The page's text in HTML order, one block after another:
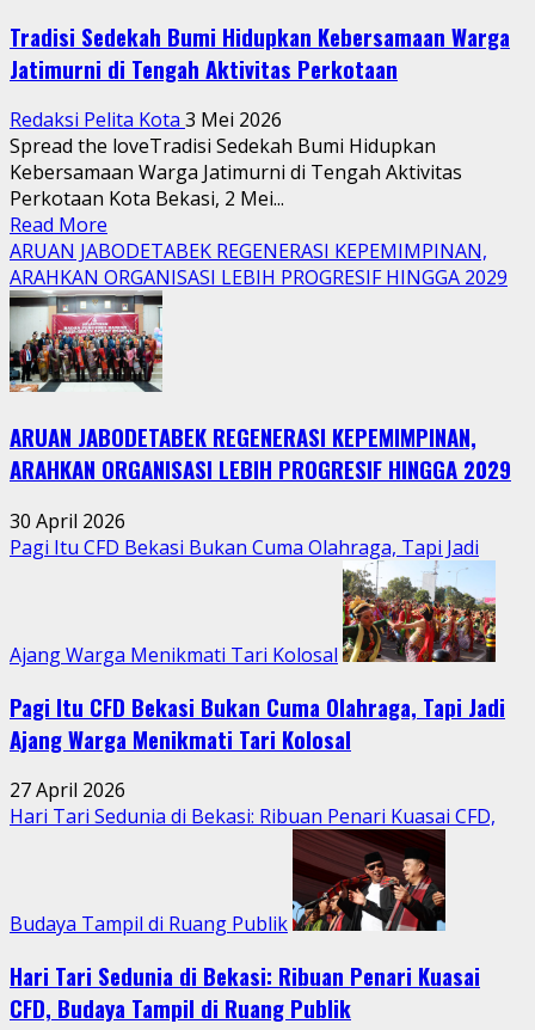
Tradisi Sedekah Bumi Hidupkan Kebersamaan Warga
Jatimurni di Tengah Aktivitas Perkotaan
Redaksi Pelita Kota 3 Mei 2026
Spread the loveTradisi Sedekah Bumi Hidupkan
Kebersamaan Warga Jatimurni di Tengah Aktivitas
Perkotaan Kota Bekasi, 2 Mei...
Read More
more
about
Tradisi
Sedekah
Bumi
Hidupkan
Warga
Jatimurni
di
Tengah
Aktivitas
Perkotaan
ARUAN JABODETABEK REGENERASI KEPEMIMPINAN,
ARAHKAN ORGANISASI LEBIH PROGRESIF HINGGA 2029
ARUAN JABODETABEK REGENERASI KEPEMIMPINAN,
ARAHKAN ORGANISASI LEBIH PROGRESIF HINGGA 2029
30 April 2026
Pagi Itu CFD Bekasi Bukan Cuma Olahraga, Tapi Jadi
Ajang Warga Menikmati Tari Kolosal
Pagi Itu CFD Bekasi Bukan Cuma Olahraga, Tapi Jadi
Ajang Warga Menikmati Tari Kolosal
27 April 2026
Hari Tari Sedunia di Bekasi: Ribuan Penari Kuasai CFD,
Budaya Tampil di Ruang Publik
Hari Tari Sedunia di Bekasi: Ribuan Penari Kuasai
CFD, Budaya Tampil di Ruang Publik